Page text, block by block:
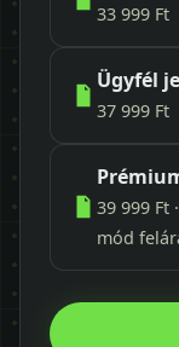
33 999 Ft
Ügyfél
37 999 Ft
39 999 Ft
mód